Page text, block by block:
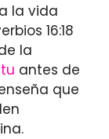
la vida
16:18
la
antes de
que